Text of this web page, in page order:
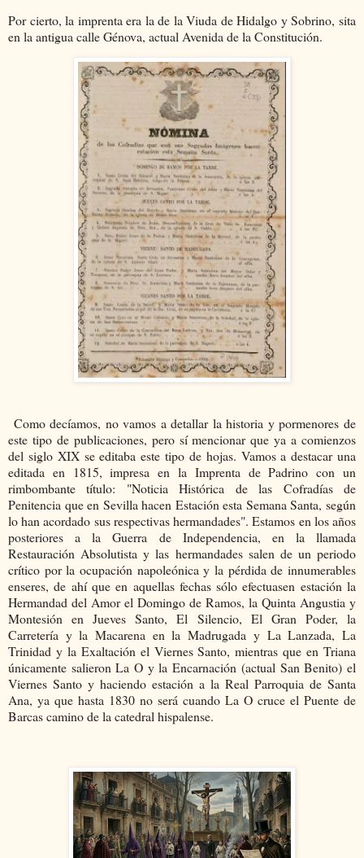
Por cierto, la imprenta era la de la Viuda de Hidalgo y Sobrino, sita
en la antigua calle Génova, actual Avenida de la Constitución.
Como decíamos, no vamos a detallar la historia y pormenores de
este tipo de publicaciones, pero sí mencionar que ya a comienzos
del siglo XIX se editaba este tipo de hojas. Vamos a destacar una
editada en 1815, impresa en la Imprenta de Padrino con un
rimbombante título: "Noticia Histórica de las Cofradías de
Penitencia que en Sevilla hacen Estación esta Semana Santa, según
lo han acordado sus respectivas hermandades". Estamos en los años
posteriores a la Guerra de Independencia, en la llamada
Restauración Absolutista y las hermandades salen de un periodo
crítico por la ocupación napoleónica y la pérdida de innumerables
enseres, de ahí que en aquellas fechas sólo efectuasen estación la
Hermandad del Amor el Domingo de Ramos, la Quinta Angustia y
Montesión en Jueves Santo, El Silencio, El Gran Poder, la
Carretería y la Macarena en la Madrugada y La Lanzada, La
Trinidad y la Exaltación el Viernes Santo, mientras que en Triana
únicamente salieron La O y la Encarnación (actual San Benito) el
Viernes Santo y haciendo estación a la Real Parroquia de Santa
Ana, ya que hasta 1830 no será cuando La O cruce el Puente de
Barcas camino de la catedral hispalense.